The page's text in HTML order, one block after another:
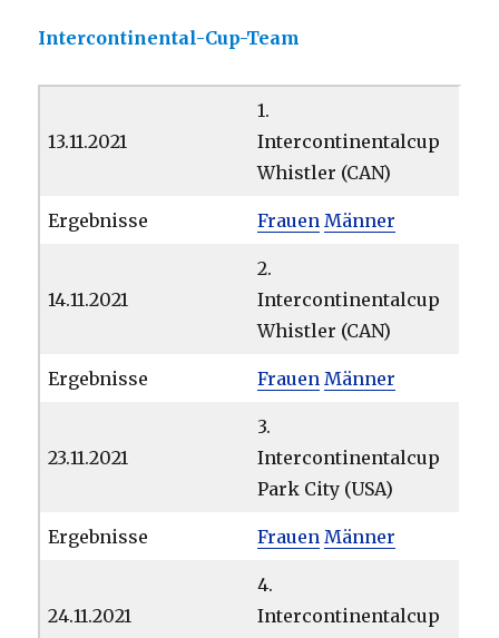
Intercontinental-Cup-Team
13.11.2021
1.
Intercontinentalcup
Whistler (CAN)
Ergebnisse Frauen Männer
14.11.2021
2.
Intercontinentalcup
Whistler (CAN)
Ergebnisse Frauen Männer
23.11.2021
3.
Intercontinentalcup
Park City (USA)
Ergebnisse Frauen Männer
24.11.2021
4.
Intercontinentalcup